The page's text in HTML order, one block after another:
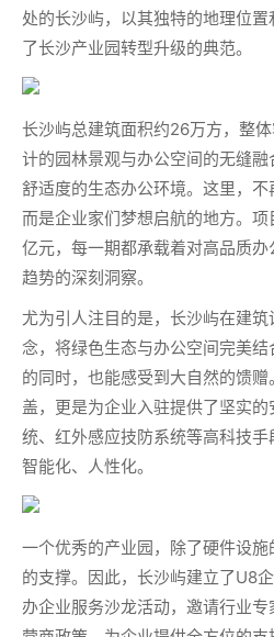
处的长沙屿，以其独特的地理位
了长沙产业园转型升级的典范。
长沙屿总建筑面积约26万方，整
计的园林景观与办公空间的无缝
舒适度的生态办公环境。这里，不
而是企业家们梦想启航的地方。
亿元，每一期都承载着对高品质
趋势的深刻洞察。
尤为引人注目的是，长沙屿在建
念，将绿色生态与办公空间完美
的同时，也能感受到大自然的馈
盖，更是为企业入驻提供了坚实
统、红外感应技防系统等高科技
智能化、人性化。
一个优秀的产业园，除了硬件设
的支撑。因此，长沙屿建立了U8
办企业服务沙龙活动，邀请行业专